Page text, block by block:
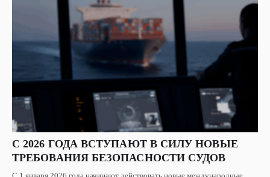
С 2026 ГОДА ВСТУПАЮТ В СИЛУ НОВЫЕ
ТРЕБОВАНИЯ БЕЗОПАСНОСТИ СУДОВ